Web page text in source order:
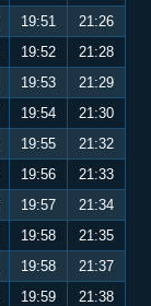
19:51
21:26
19:52
21:28
19:53
21:29
19:54
21:30
19:55
21:32
19:56
21:33
19:57
21:34
19:58
21:35
19:58
21:37
19:59
21:38